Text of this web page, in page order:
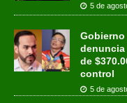
5 de
Gobierno
denuncia
de
control
5 de